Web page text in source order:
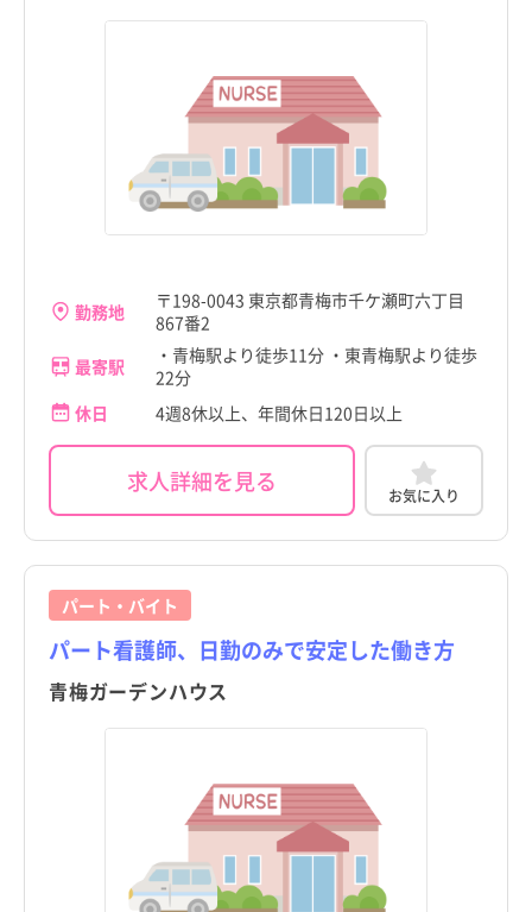
勤務地
〒198-0043 東京都青梅市千ケ瀬町六丁目
867番2
最寄駅
・青梅駅より徒歩11分 ・東青梅駅より徒歩
22分
休日
4週8休以上、年間休日120日以上
求人詳細を見る お気に入り
パート・バイト
パート看護師、日勤のみで安定した働き方
青梅ガーデンハウス